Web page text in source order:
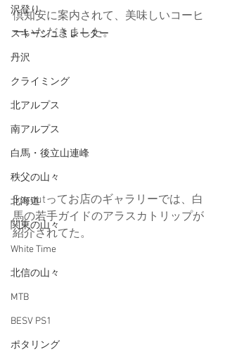
沢登り
スキーシュミレーター
丹沢
クライミング
北アルプス
南アルプス
白馬・後立山連峰
秩父の山々
北海道
関東の山々
White Time
北信の山々
MTB
BESV PS1
ポタリング
倶知安に案内されて、美味しいコーヒ
ーいただきました。
Sproutってお店のギャラリーでは、白
馬の若手ガイドのアラスカトリップが
紹介されてた。